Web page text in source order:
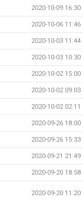
2020-10-09 16:30
2020-10-06 11:46
2020-10-03 11:44
2020-10-03 10:30
2020-10-02 15:00
2020-10-02 09:03
2020-10-02 02:11
2020-09-26 18:00
2020-09-26 15:33
2020-09-21 21:49
2020-09-20 18:58
2020-09-20 11:20